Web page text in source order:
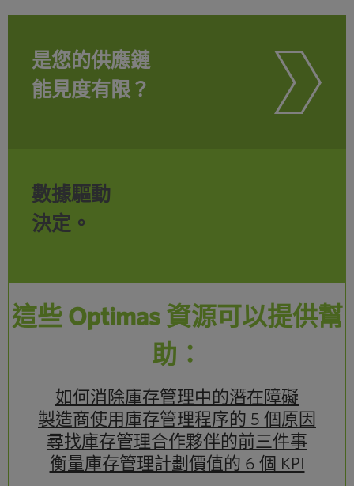
是您的供應鏈
能見度有限？
數據驅動
決定。
這些 Optimas 資源可以提供幫
助：
如何消除庫存管理中的潛在障礙
製造商使用庫存管理程序的 5 個原因
尋找庫存管理合作夥伴的前三件事
衡量庫存管理計劃價值的 6 個 KPI